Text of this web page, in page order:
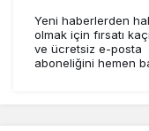
Yeni haberlerden
olmak için fırsatı
ve ücretsiz e-posta
aboneliğini hemen